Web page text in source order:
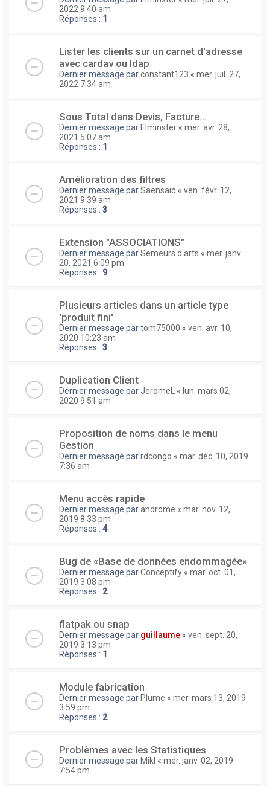
2022 9:40 am
Réponses : 1
Lister les clients sur un carnet d'adresse
avec cardav ou ldap
Dernier message parconstant123 « mer. juil. 27,
2022 7:34 am
Sous Total dans Devis, Facture...
Dernier message parElminster « mer. avr. 28,
2021 5:07 am
Réponses : 1
Amélioration des filtres
Dernier message parSaensaid « ven. févr. 12,
2021 9:39 am
Réponses : 3
Extension "ASSOCIATIONS"
Dernier message parSemeurs d'arts « mer. janv.
20, 2021 6:09 pm
Réponses : 9
Plusieurs articles dans un article type
'produit fini'
Dernier message partom75000 « ven. avr. 10,
2020 10:23 am
Réponses : 3
Duplication Client
Dernier message par JeromeL « lun. mars 02,
2020 9:51 am
Proposition de noms dans le menu
Gestion
Dernier message parrdcongo « mar. déc. 10, 2019
7:36 am
Menu accès rapide
Dernier message parandrome « mar. nov. 12,
2019 8:33 pm
Réponses : 4
Bug de «Base de données endommagée»
Dernier message parConceptify « mar. oct. 01,
2019 3:08 pm
Réponses : 2
flatpak ou snap
Dernier message par guillaume « ven. sept. 20,
2019 3:13 pm
Réponses : 1
Module fabrication
Dernier message parPlume « mer. mars 13, 2019
3:59 pm
Réponses : 2
Problèmes avec les Statistiques
Dernier message parMikl « mer. janv. 02, 2019
7:54 pm